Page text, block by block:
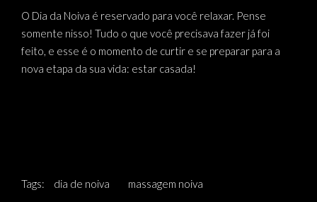
O Dia da Noiva é reservado para você relaxar. Pense
somente nisso! Tudo o que você precisava fazer já foi
feito, e esse é o momento de curtir e se preparar para a
nova etapa da sua vida: estar casada!
Tags: dia de noiva
massagem noiva